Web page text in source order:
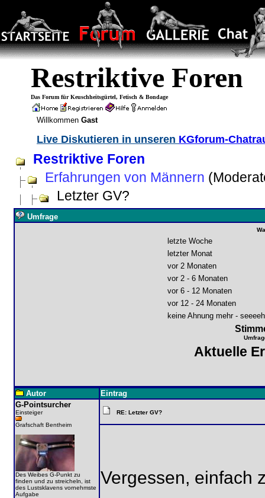
Restriktive Foren
Das Forum für Keuschheitsgürtel, Fetisch & Bondage
Willkommen Gast
Live Diskutieren in unseren KGforum-
Restriktive Foren
Erfahrungen von Männern
Letzter GV?
Umfrage
letzte Woche
letzter Monat
vor 2 Monaten
vor 2 - 6 Monaten
vor 6 - 12 Monaten
vor 12 - 24 Monaten
keine Ahnung mehr -
Aktuelle
Autor
Eintrag
G-Pointsurcher
Einsteiger
Grafschaft Bentheim
Des Weibes G-Punkt zu
finden und zu streicheln, ist
des Lustsklavens vornehmste
Aufgabe
RE: Letzter GV?
Vergessen, einfach